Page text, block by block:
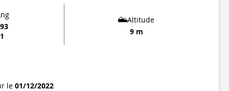
Altitude
9 m
le 01/12/2022